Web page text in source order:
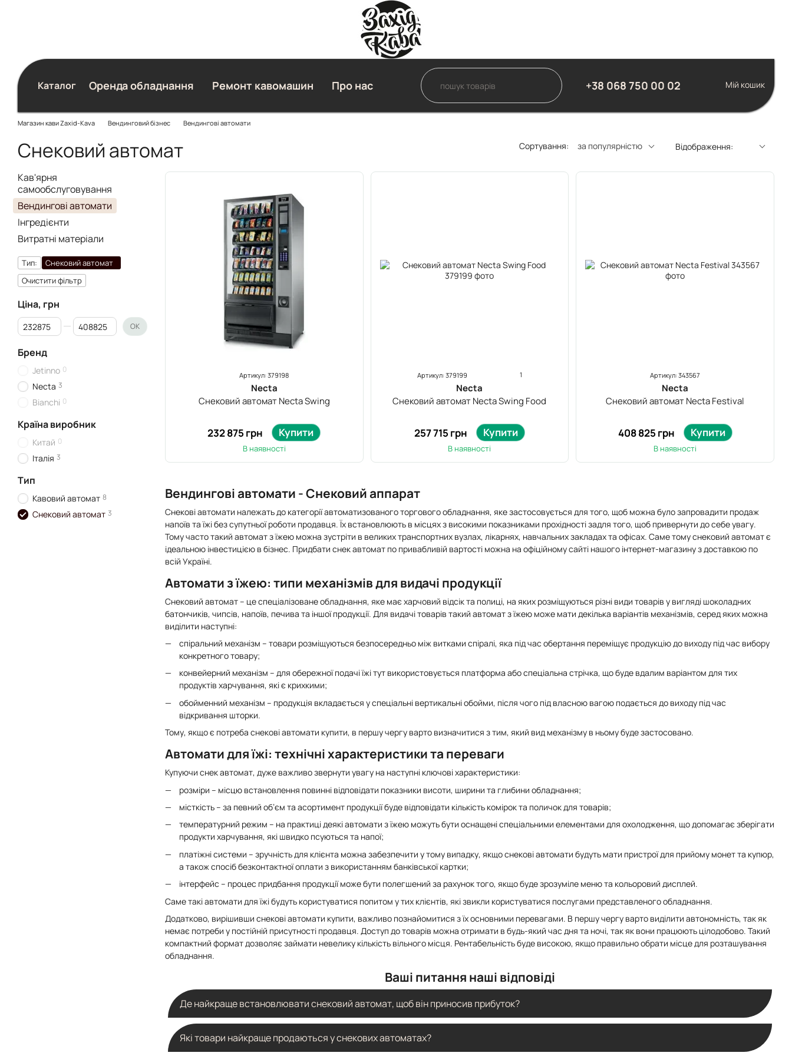
Каталог Оренда обладнання Ремонт кавомашин
Про нас
+38 068 750 00 02 Мій кошик
Магазин кави Zaxid-Kava Вендинговий бізнес Вендингові автомати
Снековий автомат Сортування: за популярністю Відображення:
Вендингові автомати - Снековий аппарат
Снекові автомати належать до категорії автоматизованого торгового обладнання, яке застосовується для того, щоб можна було запровадити продаж
напоїв та їжі без супутньої роботи продавця. Їх встановлюють в місцях з високими показниками прохідності задля того, щоб привернути до себе увагу.
Тому часто такий автомат з їжею можна зустріти в великих транспортних вузлах, лікарнях, навчальних закладах та офісах. Саме тому снековий автомат є
ідеальною інвестицією в бізнес. Придбати снек автомат по привабливій вартості можна на офіційному сайті нашого інтернет-магазину з доставкою по
всій Україні.
Автомати з їжею: типи механізмів для видачі продукції
Снековий автомат – це спеціалізоване обладнання, яке має харчовий відсік та полиці, на яких розміщуються різні види товарів у вигляді шоколадних
батончиків, чипсів, напоїв, печива та іншої продукції. Для видачі товарів такий автомат з їжею може мати декілька варіантів механізмів, серед яких можна
виділити наступні:
спіральний механізм – товари розміщуються безпосередньо між витками спіралі, яка під час обертання переміщує продукцію до виходу під час вибору
конкретного товару;
конвейерний механізм – для обережної подачі їжі тут використовується платформа або спеціальна стрічка, що буде вдалим варіантом для тих
продуктів харчування, які є крихкими;
обойменний механізм – продукція вкладається у спеціальні вертикальні обойми, після чого під власною вагою подається до виходу під час
відкривання шторки.
Тому, якщо є потреба снекові автомати купити, в першу чергу варто визначитися з тим, який вид механізму в ньому буде застосовано.
Автомати для їжі: технічні характеристики та переваги
Купуючи снек автомат, дуже важливо звернути увагу на наступні ключові характеристики:
розміри – місцю встановлення повинні відповідати показники висоти, ширини та глибини обладнання;
місткість – за певний об’єм та асортимент продукції буде відповідати кількість комірок та поличок для товарів;
температурний режим – на практиці деякі автомати з їжею можуть бути оснащені спеціальними елементами для охолодження, що допомагає зберігати
продукти харчування, які швидко псуються та напої;
платіжні системи – зручність для клієнта можна забезпечити у тому випадку, якщо снекові автомати будуть мати пристрої для прийому монет та купюр,
а також спосіб безконтактної оплати з використанням банківської картки;
інтерфейс – процес придбання продукції може бути полегшений за рахунок того, якщо буде зрозуміле меню та кольоровий дисплей.
Саме такі автомати для їжі будуть користуватися попитом у тих клієнтів, які звикли користуватися послугами представленого обладнання.
Додатково, вирішивши снекові автомати купити, важливо познайомитися з їх основними перевагами. В першу чергу варто виділити автономність, так як
немає потреби у постійній присутності продавця. Доступ до товарів можна отримати в будь-який час дня та ночі, так як вони працюють цілодобово. Такий
компактний формат дозволяє займати невелику кількість вільного місця. Рентабельність буде високою, якщо правильно обрати місце для розташування
обладнання.
Ваші питання наші відповіді
Де найкраще встановлювати снековий автомат, щоб він приносив прибуток?
Найефективніше снекові автомати працюють у місцях із великим потоком людей — бізнес-центрах, навчальних закладах, лікарнях, спортзалах,
автосервісах чи торгових залах. Головне правило — забезпечити легкий доступ і помітність. Якщо апарат стоїть у місці, де люди часто очікують
Які товари найкраще продаються у снекових автоматах?
Артикул: 379198
Necta
Снековий автомат Necta Swing
232 875 грн Купити
В наявності
Артикул: 379199 1
Necta
Снековий автомат Necta Swing Food
257 715 грн Купити
В наявності
Артикул: 343567
Necta
Снековий автомат Necta Festival
408 825 грн Купити
В наявності
Кав'ярня
самообслуговування
Вендингові автомати
Інгредієнти
Витратні матеріали
Тип:
Снековий автомат
Очистити фільтр
Ціна, грн
Від Ціна, грн
До Ціна, грн ОК
Бренд
Jetinno 0
Necta 3
Bianchi 0
Країна виробник
Китай 0
Італія 3
Тип
Кавовий автомат 8
Снековий автомат 3